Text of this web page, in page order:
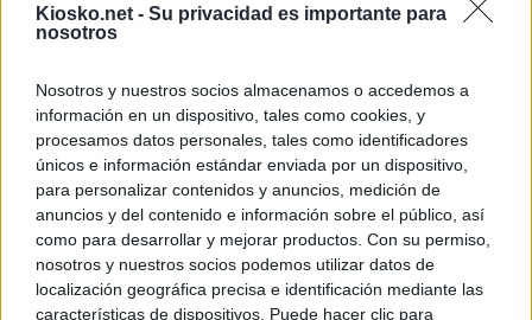
Kiosko.net - Su privacidad es importante para
nosotros
Nosotros y nuestros socios almacenamos o accedemos a
información en un dispositivo, tales como cookies, y
procesamos datos personales, tales como identificadores
únicos e información estándar enviada por un dispositivo,
para personalizar contenidos y anuncios, medición de
anuncios y del contenido e información sobre el público, así
como para desarrollar y mejorar productos. Con su permiso,
nosotros y nuestros socios podemos utilizar datos de
localización geográfica precisa e identificación mediante las
características de dispositivos. Puede hacer clic para
© Kiosko.net Aviso Legal Privacidad y Cookies